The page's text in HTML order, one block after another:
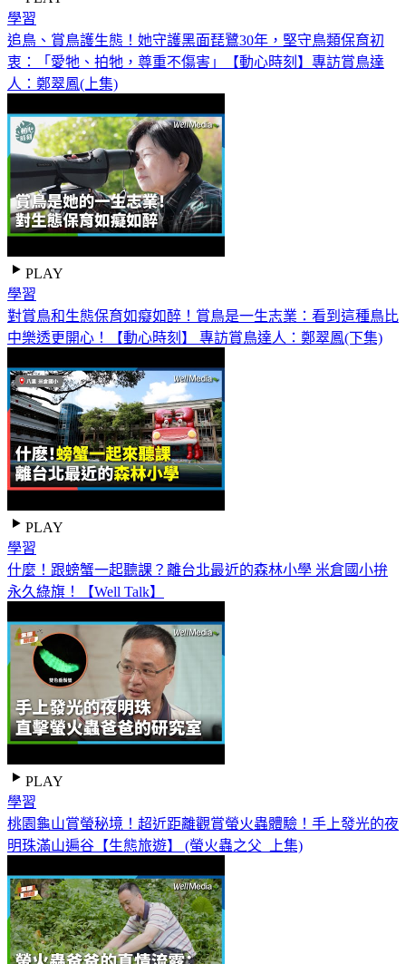
學習
追鳥、賞鳥護生態！她守護黑面琵鷺30年，堅守鳥類保育初
衷：「愛牠、拍牠，尊重不傷害」【動心時刻】專訪賞鳥達
人：鄭翠鳳(上集)
PLAY
學習
對賞鳥和生態保育如癡如醉！賞鳥是一生志業：看到這種鳥比
中樂透更開心！【動心時刻】 專訪賞鳥達人：鄭翠鳳(下集)
PLAY
學習
什麼！跟螃蟹一起聽課？離台北最近的森林小學 米倉國小拚
永久綠旗！【Well Talk】
PLAY
學習
桃園龜山賞螢秘境！超近距離觀賞螢火蟲體驗！手上發光的夜
明珠滿山遍谷【生態旅遊】 (螢火蟲之父_上集)